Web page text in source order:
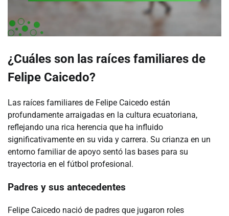
¿Cuáles son las raíces familiares de
Felipe Caicedo?
Las raíces familiares de Felipe Caicedo están
profundamente arraigadas en la cultura ecuatoriana,
reflejando una rica herencia que ha influido
significativamente en su vida y carrera. Su crianza en un
entorno familiar de apoyo sentó las bases para su
trayectoria en el fútbol profesional.
Padres y sus antecedentes
Felipe Caicedo nació de padres que jugaron roles